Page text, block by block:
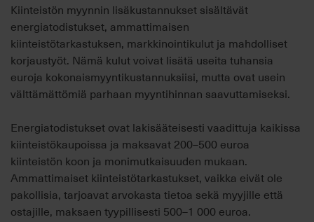
Kiinteistön myynnin lisäkustannukset sisältävät
energiatodistukset, ammattimaisen
kiinteistötarkastuksen, markkinointikulut ja mahdolliset
korjaustyöt. Nämä kulut voivat lisätä useita tuhansia
euroja kokonaismyyntikustannuksiisi, mutta ovat usein
välttämättömiä parhaan myyntihinnan saavuttamiseksi.
Energiatodistukset ovat lakisääteisesti vaadittuja kaikissa
kiinteistökaupoissa ja maksavat 200–500 euroa
kiinteistön koon ja monimutkaisuuden mukaan.
Ammattimaiset kiinteistötarkastukset, vaikka eivät ole
pakollisia, tarjoavat arvokasta tietoa sekä myyjille että
ostajille, maksaen tyypillisesti 500–1 000 euroa.